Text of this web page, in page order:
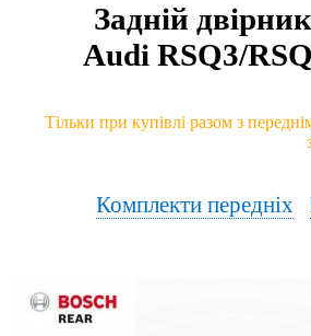
Задній
Audi RSQ3/
Тільки при купівлі разом з
Комплекти передніх